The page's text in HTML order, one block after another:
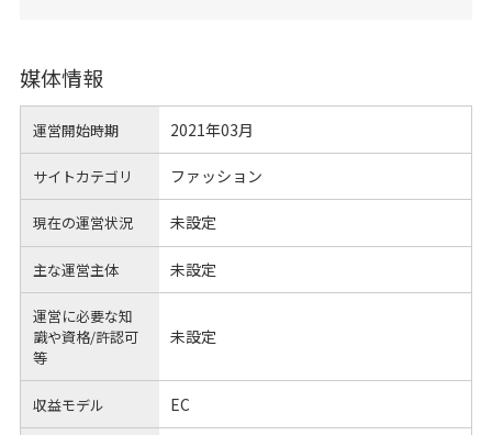
媒体情報
運営開始時期 2021年03月
サイトカテゴリ ファッション
現在の運営状況 未設定
主な運営主体 未設定
運営に必要な知
識や資格/許認可
等
未設定
収益モデル EC